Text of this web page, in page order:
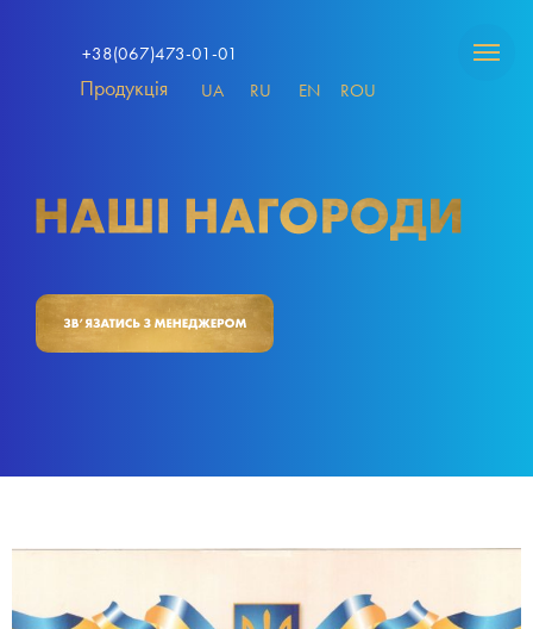
+38(067)473-01-01
UA
RU EN ROU
Продукція